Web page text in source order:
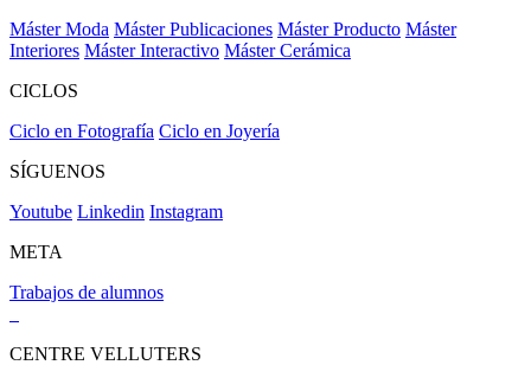
Máster Moda Máster Publicaciones Máster Producto Máster
Interiores Máster Interactivo Máster Cerámica
CICLOS
Ciclo en Fotografía Ciclo en Joyería
SÍGUENOS
Youtube Linkedin Instagram
META
Trabajos de alumnos
CENTRE VELLUTERS